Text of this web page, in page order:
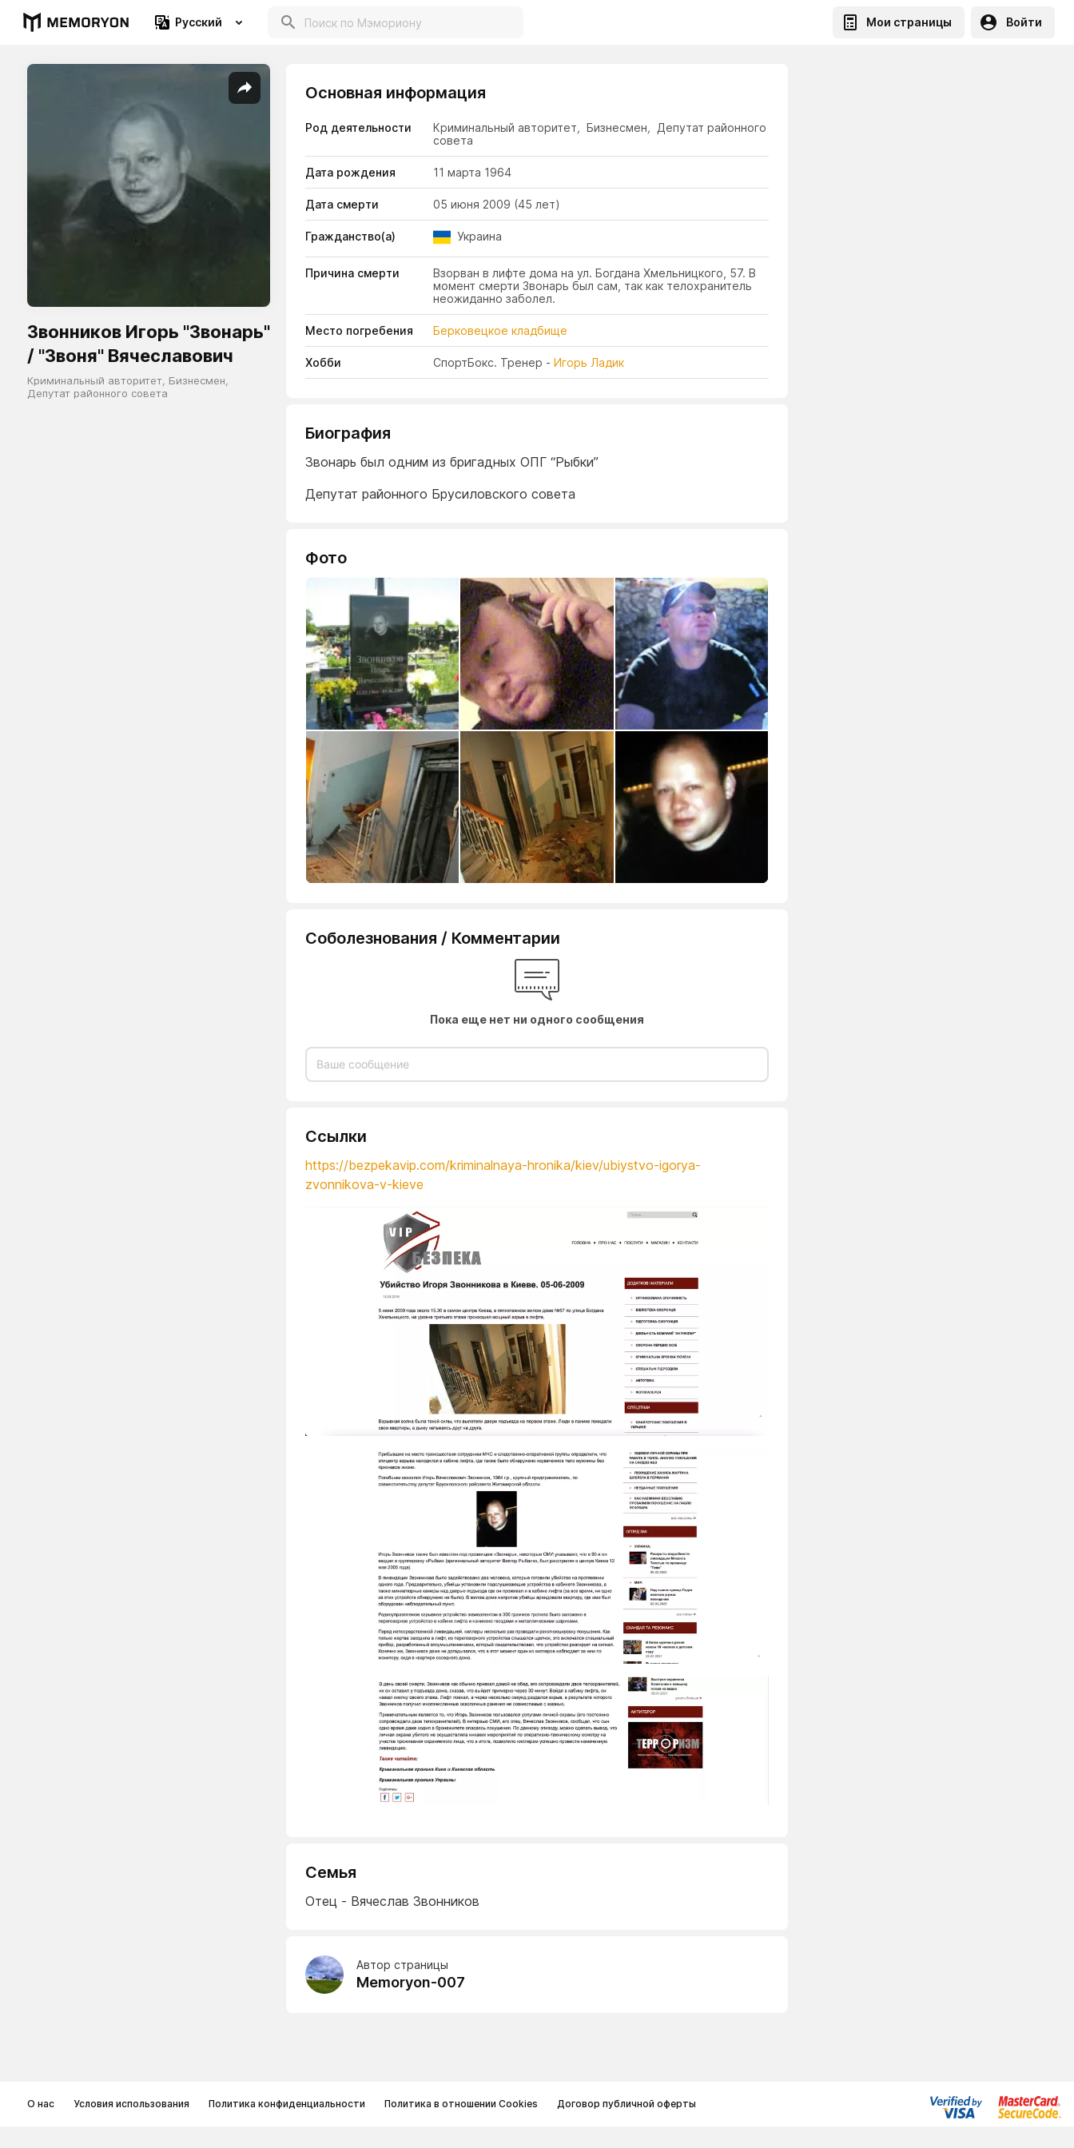
Русский Мои страницы Войти
Звонников Игорь "Звонарь"
/ "Звоня" Вячеславович
Криминальный авторитет, Бизнесмен,
Депутат районного совета
Основная информация
Род деятельности Криминальный авторитет, Бизнесмен, Депутат районного
совета
Дата рождения 11 марта 1964
Дата смерти 05 июня 2009 (45 лет)
Гражданство(а) Украина
Причина смерти
Взорван в лифте дома на ул. Богдана Хмельницкого, 57. В
момент смерти Звонарь был сам, так как телохранитель
неожиданно заболел.
Место погребения Берковецкое кладбище
Хобби СпортБокс. Тренер - Игорь Ладик
Биография
Звонарь был одним из бригадных ОПГ “Рыбки”
Депутат районного Брусиловского совета
Фото
Соболезнования / Комментарии
Пока еще нет ни одного сообщения
Ссылки
https://bezpekavip.com/kriminalnaya-hronika/kiev/ubiystvo-igorya-
zvonnikova-v-kieve
Семья
Отец - Вячеслав Звонников
Автор страницы
Memoryon-007
О нас Условия использования Политика конфиденциальности Политика в отношении Cookies Договор публичной оферты